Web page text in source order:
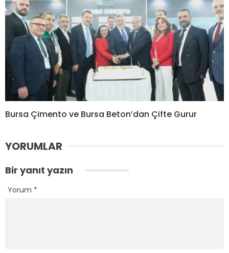
Bursa Çimento ve Bursa Beton’dan Çifte Gurur
YORUMLAR
Bir yanıt yazın
Yorum *